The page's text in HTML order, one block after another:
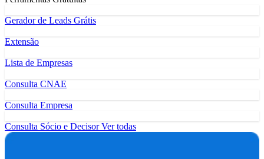
Gerador de Leads Grátis
Extensão
Lista de Empresas
Consulta CNAE
Consulta Empresa
Consulta Sócio e DecisorVer todas